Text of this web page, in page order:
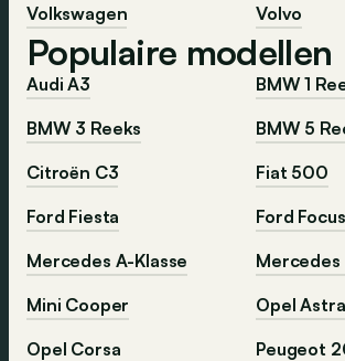
Volkswagen
Volvo
Populaire modellen
Audi A3
BMW 1
BMW 3 Reeks
BMW 5
Citroën C3
Fiat 500
Ford Fiesta
Ford Focus
Mercedes A-Klasse
Mercedes
Mini Cooper
Opel Astra
Opel Corsa
Peugeot